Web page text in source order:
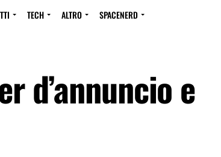
TECH ALTRO SPACENERD
d’annuncio e